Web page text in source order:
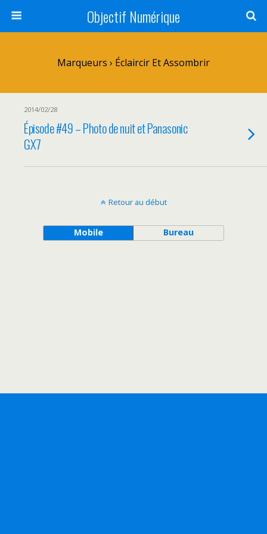
Objectif Numérique
Marqueurs › Éclaircir Et Assombrir
2014/02/28
Épisode #49 – Photo de nuit et Panasonic
GX7
Retour au début
Mobile Bureau